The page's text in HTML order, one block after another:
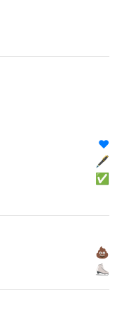
❤️
🖋
✅
💩
⛸